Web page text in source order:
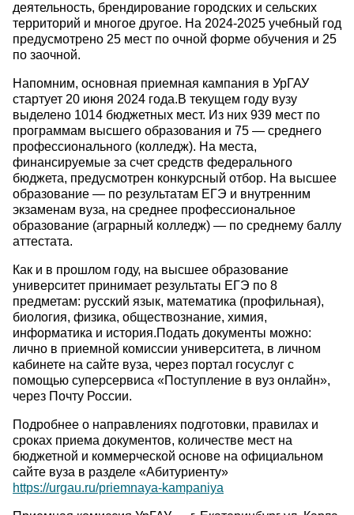
деятельность, брендирование городских и сельских
территорий и многое другое. На 2024-2025 учебный год
предусмотрено 25 мест по очной форме обучения и 25
по заочной.
Напомним, основная приемная кампания в УрГАУ
стартует 20 июня 2024 года.В текущем году вузу
выделено 1014 бюджетных мест. Из них 939 мест по
программам высшего образования и 75 — среднего
профессионального (колледж). На места,
финансируемые за счет средств федерального
бюджета, предусмотрен конкурсный отбор. На высшее
образование — по результатам ЕГЭ и внутренним
экзаменам вуза, на среднее профессиональное
образование (аграрный колледж) — по среднему баллу
аттестата.
Как и в прошлом году, на высшее образование
университет принимает результаты ЕГЭ по 8
предметам: русский язык, математика (профильная),
биология, физика, обществознание, химия,
информатика и история.Подать документы можно:
лично в приемной комиссии университета, в личном
кабинете на сайте вуза, через портал госуслуг с
помощью суперсервиса «Поступление в вуз онлайн»,
через Почту России.
Подробнее о направлениях подготовки, правилах и
сроках приема документов, количестве мест на
бюджетной и коммерческой основе на официальном
сайте вуза в разделе «Абитуриенту»
https://urgau.ru/priemnaya-kampaniya